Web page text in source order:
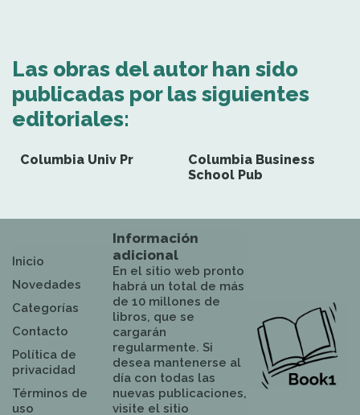
Las obras del autor han sido
publicadas por las siguientes
editoriales:
Columbia Univ Pr
Columbia Business
School Pub
Inicio
Novedades
Categorías
Contacto
Política de
privacidad
Términos de
uso
Información
adicional
En el sitio web pronto
habrá un total de más
de 10 millones de
libros, que se
cargarán
regularmente. Si
desea mantenerse al
día con todas las
nuevas publicaciones,
visite el sitio